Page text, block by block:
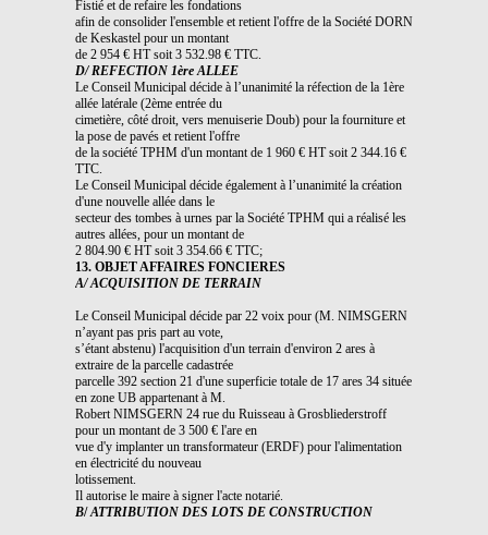
Fistié et de refaire les fondations
afin de consolider l'ensemble et retient l'offre de la Société DORN
de Keskastel pour un montant
de 2 954 € HT soit 3 532.98 € TTC.
D/ REFECTION 1ère ALLEE
Le Conseil Municipal décide à l’unanimité la réfection de la 1ère
allée latérale (2ème entrée du
cimetière, côté droit, vers menuiserie Doub) pour la fourniture et
la pose de pavés et retient l'offre
de la société TPHM d'un montant de 1 960 € HT soit 2 344.16 €
TTC.
Le Conseil Municipal décide également à l’unanimité la création
d'une nouvelle allée dans le
secteur des tombes à urnes par la Société TPHM qui a réalisé les
autres allées, pour un montant de
2 804.90 € HT soit 3 354.66 € TTC;
13. OBJET AFFAIRES FONCIERES
A/ ACQUISITION DE TERRAIN
Le Conseil Municipal décide par 22 voix pour (M. NIMSGERN
n’ayant pas pris part au vote,
s’étant abstenu) l'acquisition d'un terrain d'environ 2 ares à
extraire de la parcelle cadastrée
parcelle 392 section 21 d'une superficie totale de 17 ares 34 située
en zone UB appartenant à M.
Robert NIMSGERN 24 rue du Ruisseau à Grosbliederstroff
pour un montant de 3 500 € l'are en
vue d'y implanter un transformateur (ERDF) pour l'alimentation
en électricité du nouveau
lotissement.
Il autorise le maire à signer l'acte notarié.
B/ATTRIBUTION DES LOTS DE CONSTRUCTION